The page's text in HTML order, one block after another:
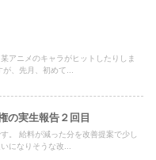
アニメのキャラがヒットしたりしま
、先月、初めて...
の実生報告２回目
。 給料が減った分を改善提案で少し
になりそうな改...